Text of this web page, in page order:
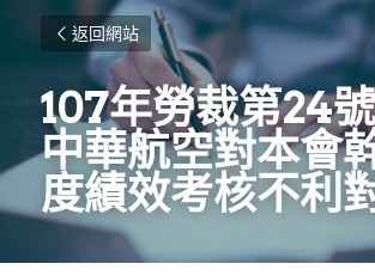
返回網站
107年勞裁第24
中華航空對本會
度績效考核不利